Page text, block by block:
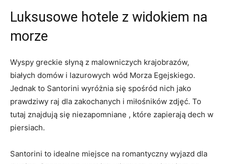
Luksusowe hotele z widokiem na
morze
Wyspy‌ greckie słyną z malowniczych krajobrazów,⁣
białych domów i lazurowych wód Morza ‍Egejskiego.⁢
Jednak to Santorini ‍wyróżnia się spośród ⁣nich⁤ jako
prawdziwy raj dla zakochanych i miłośników zdjęć. To
tutaj znajdują się niezapomniane , które ​zapierają ⁤dech w
piersiach.
Santorini​ to idealne miejsce na ‌romantyczny wyjazd ⁢dla ​